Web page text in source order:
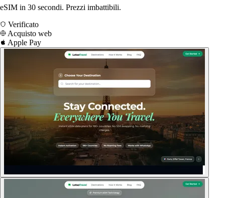
eSIM in 30 secondi. Prezzi imbattibili.
Verificato
Acquisto web
Apple Pay